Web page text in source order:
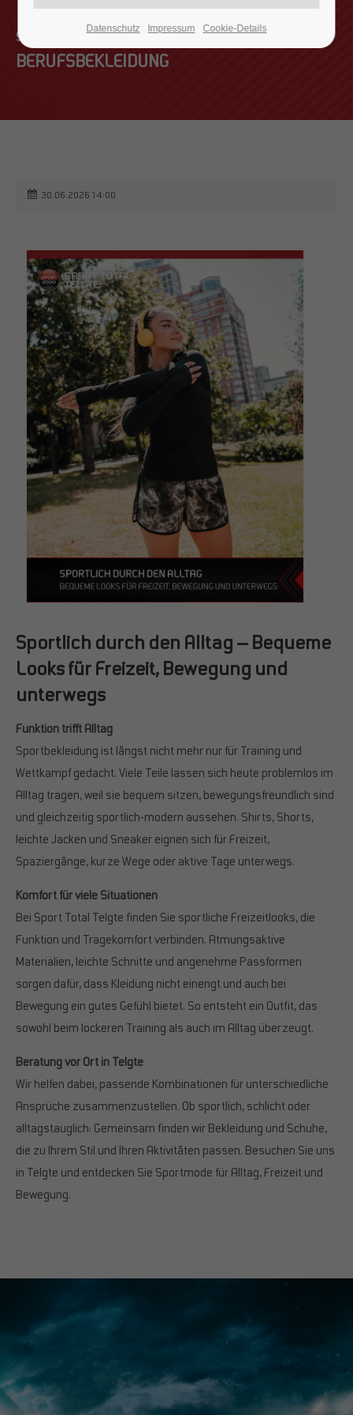
24h/ 365days
We offer support for our customers
Have any questions?
+44 1234 567 890
Drop us a line
info@yourdomain.com
About us
Lorem ipsum dolor sit amet, consectetuer adipiscing elit.
Aenean commodo ligula eget dolor. Aenean massa. Cum
sociis natoque penatibus et magnis dis parturient montes,
nascetur ridiculus mus. Donec quam felis, ultricies nec.
SICHER & PROFESSIONELL
BERUFSBEKLEIDUNG
30.06.2026 14:00
Sportlich durch den Alltag – Bequeme
Looks für Freizeit, Bewegung und
unterwegs
Funktion trifft Alltag
Sportbekleidung ist längst nicht mehr nur für Training und
Wettkampf gedacht. Viele Teile lassen sich heute problemlos im
Alltag tragen, weil sie bequem sitzen, bewegungsfreundlich sind
und gleichzeitig sportlich-modern aussehen. Shirts, Shorts,
leichte Jacken und Sneaker eignen sich für Freizeit,
Spaziergänge, kurze Wege oder aktive Tage unterwegs.
Komfort für viele Situationen
Bei Sport Total Telgte finden Sie sportliche Freizeitlooks, die
Funktion und Tragekomfort verbinden. Atmungsaktive
Materialien, leichte Schnitte und angenehme Passformen
sorgen dafür, dass Kleidung nicht einengt und auch bei
Bewegung ein gutes Gefühl bietet. So entsteht ein Outfit, das
sowohl beim lockeren Training als auch im Alltag überzeugt.
Beratung vor Ort in Telgte
Wir helfen dabei, passende Kombinationen für unterschiedliche
Ansprüche zusammenzustellen. Ob sportlich, schlicht oder
alltagstauglich: Gemeinsam finden wir Bekleidung und Schuhe,
die zu Ihrem Stil und Ihren Aktivitäten passen. Besuchen Sie uns
in Telgte und entdecken Sie Sportmode für Alltag, Freizeit und
Bewegung.
Datenschutz Impressum Cookie-Details